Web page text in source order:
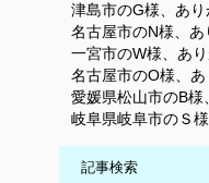
津島市のG様、あ
名古屋市のN様、
一宮市のW様、あ
名古屋市のO様、
愛媛県松山市のB
岐阜県岐阜市のＳ
記事検索